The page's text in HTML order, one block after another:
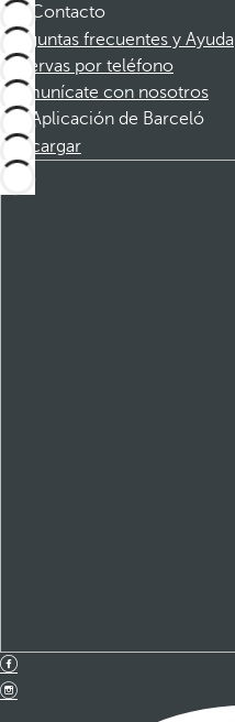
Contacto
Preguntas frecuentes y Ayuda
Reservas por teléfono
Comunícate con nosotros
Aplicación de Barceló
Descargar